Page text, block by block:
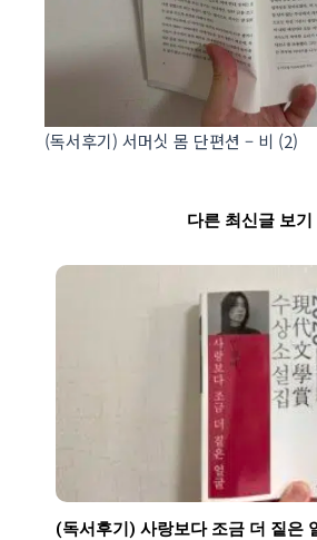
(독서후기) 서머싯 몸 단편션 – 비 (2)
다른 최신글 보기
(독서후기) 사랑보다 조금 더 짙은